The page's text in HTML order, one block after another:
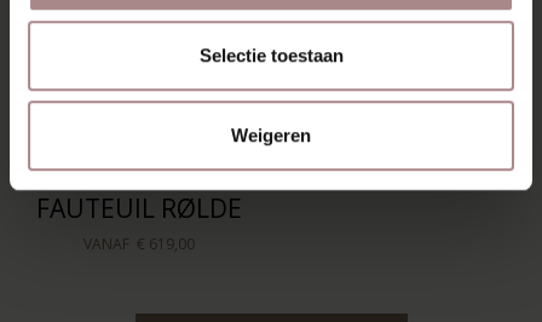
Selectie toestaan
Weigeren
FAUTEUIL RØLDE
VANAF € 619,00